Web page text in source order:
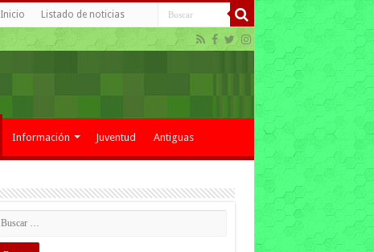
Inicio Listado de noticias
Información Juventud Antiguas